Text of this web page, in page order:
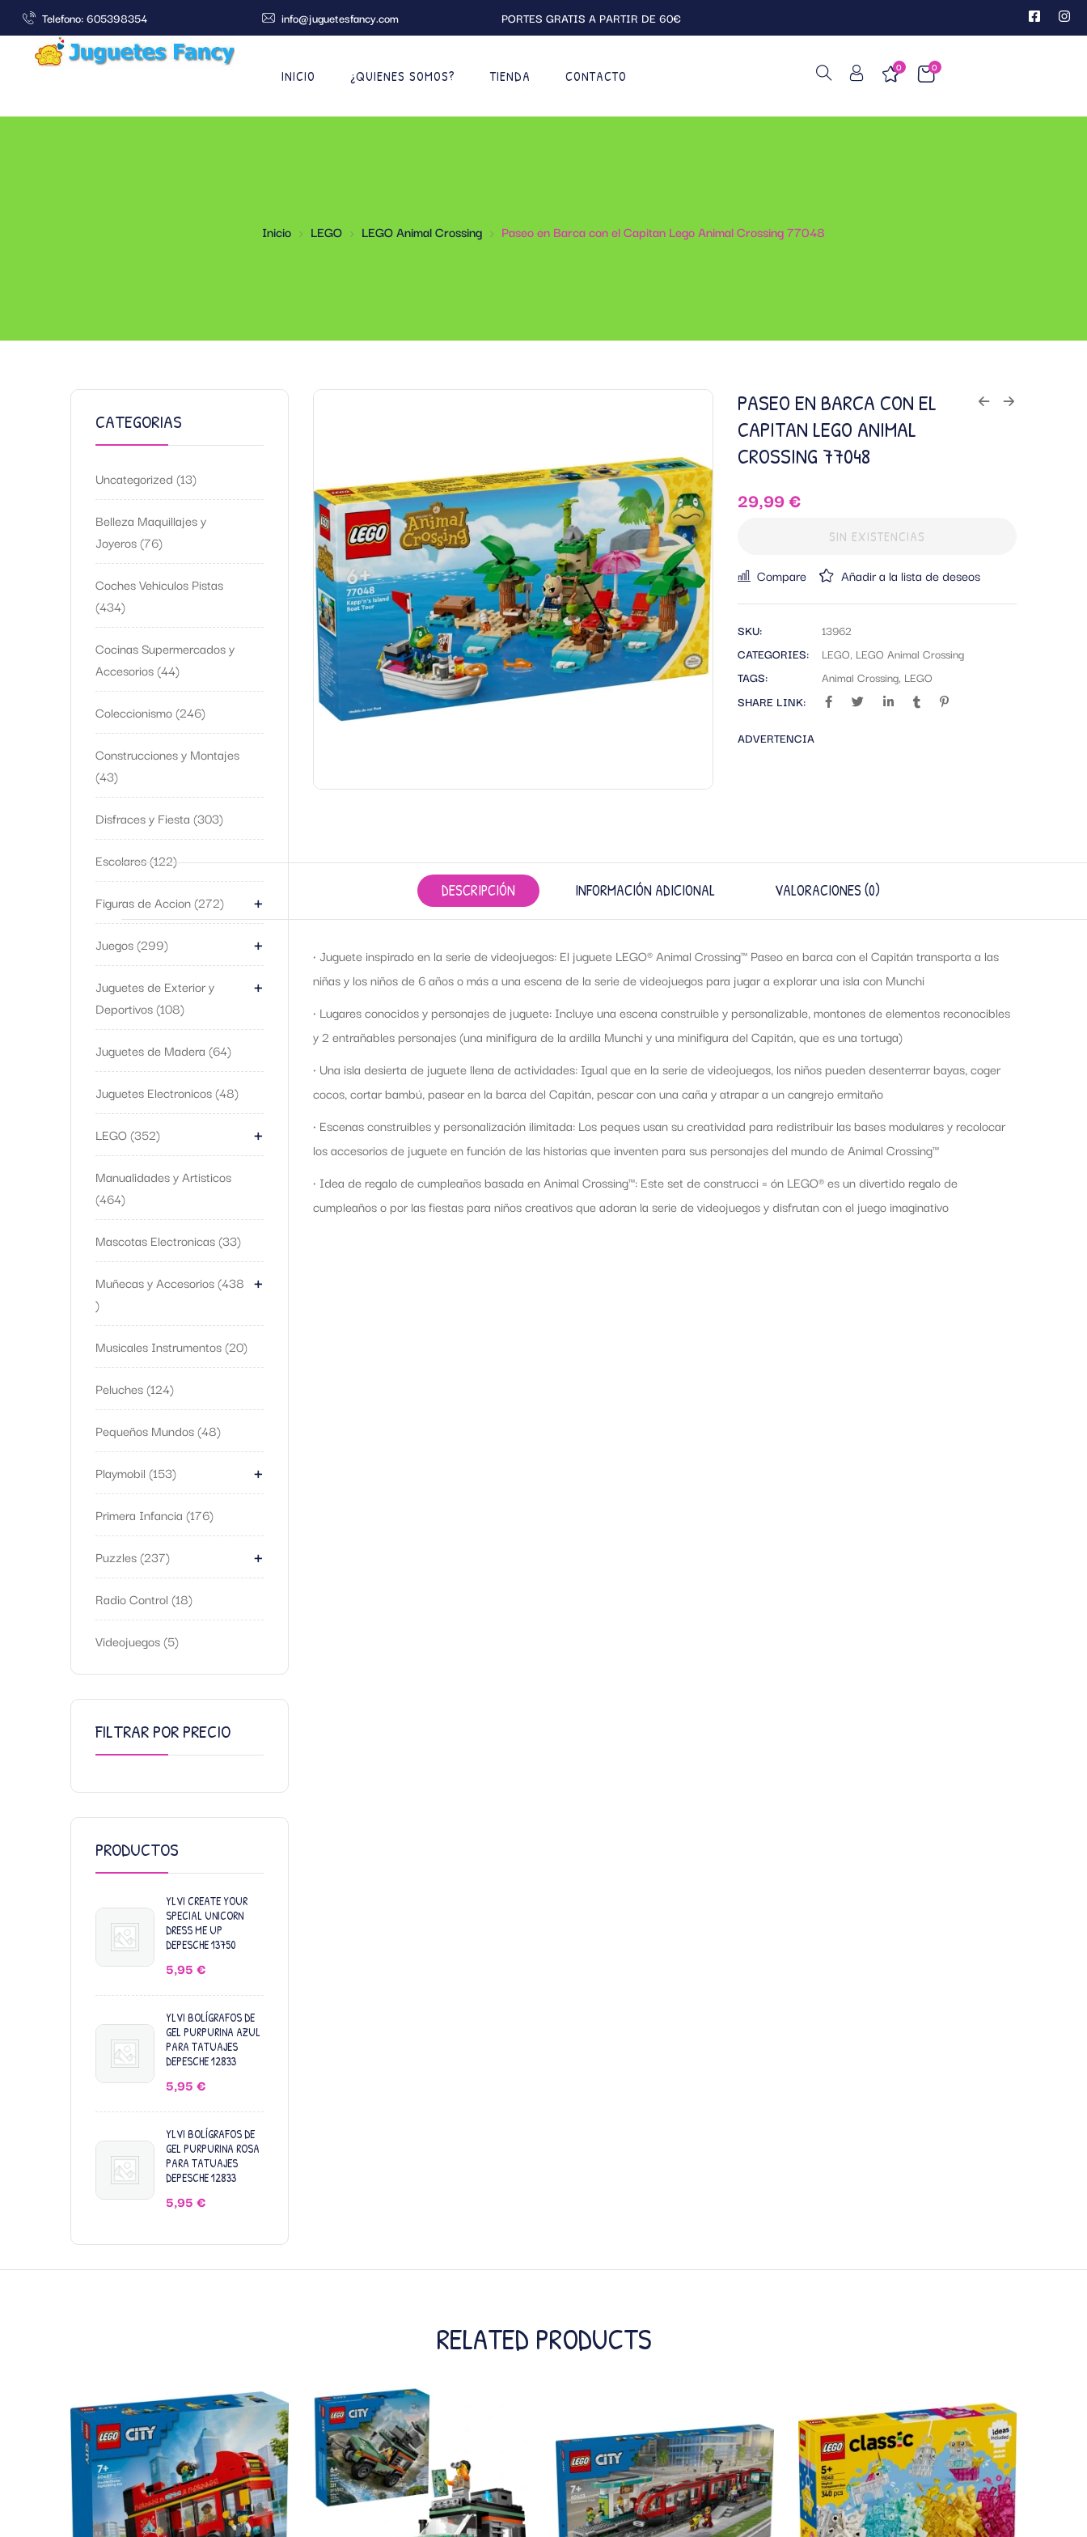
Telefono: 605398354 info@juguetesfancy.com PORTES GRATIS A PARTIR DE 60€
INICIO ¿QUIENES SOMOS? TIENDA CONTACTO
0
0
Inicio LEGO LEGO Animal Crossing Paseo en Barca con el Capitan Lego Animal Crossing 77048
CATEGORIAS
Uncategorized 13
Belleza Maquillajes y
Joyeros 76
Coches Vehiculos Pistas
434
Cocinas Supermercados y
Accesorios 44
Coleccionismo 246
Construcciones y Montajes
43
Disfraces y Fiesta 303
Escolares 122
Figuras de Accion 272 +
Juegos 299 +
Juguetes de Exterior y
Deportivos 108
+
Juguetes de Madera 64
Juguetes Electronicos 48
LEGO 352 +
Manualidades y Artisticos
464
Mascotas Electronicas 33
Muñecas y Accesorios 438 +
Musicales Instrumentos 20
Peluches 124
Pequeños Mundos 48
Playmobil 153 +
Primera Infancia 176
Puzzles 237 +
Radio Control 18
Videojuegos 5
FILTRAR POR PRECIO
PRODUCTOS
YLVI CREATE YOUR
SPECIAL UNICORN
DRESS ME UP
DEPESCHE 13750
5,95 €
YLVI BOLÍGRAFOS DE
GEL PURPURINA AZUL
PARA TATUAJES
DEPESCHE 12833
5,95 €
YLVI BOLÍGRAFOS DE
GEL PURPURINA ROSA
PARA TATUAJES
DEPESCHE 12833
5,95 €
PASEO EN BARCA CON EL
CAPITAN LEGO ANIMAL
CROSSING 77048
29,99€
SIN EXISTENCIAS
Compare Añadir a la lista de deseos
SKU:
13962
CATEGORIES:
LEGO, LEGO Animal Crossing
TAGS:
Animal Crossing, LEGO
SHARE LINK:
ADVERTENCIA
DESCRIPCIÓN INFORMACIÓN ADICIONAL VALORACIONES (0)
• Juguete inspirado en la serie de videojuegos: El juguete LEGO® Animal Crossing™ Paseo en barca con el Capitán transporta a las
niñas y los niños de 6 años o más a una escena de la serie de videojuegos para jugar a explorar una isla con Munchi
• Lugares conocidos y personajes de juguete: Incluye una escena construible y personalizable, montones de elementos reconocibles
y 2 entrañables personajes (una minifigura de la ardilla Munchi y una minifigura del Capitán, que es una tortuga)
• Una isla desierta de juguete llena de actividades: Igual que en la serie de videojuegos, los niños pueden desenterrar bayas, coger
cocos, cortar bambú, pasear en la barca del Capitán, pescar con una caña y atrapar a un cangrejo ermitaño
• Escenas construibles y personalización ilimitada: Los peques usan su creatividad para redistribuir las bases modulares y recolocar
los accesorios de juguete en función de las historias que inventen para sus personajes del mundo de Animal Crossing™
• Idea de regalo de cumpleaños basada en Animal Crossing™: Este set de construcci = ón LEGO® es un divertido regalo de
cumpleaños o por las fiestas para niños creativos que adoran la serie de videojuegos y disfrutan con el juego imaginativo
RELATED PRODUCTS